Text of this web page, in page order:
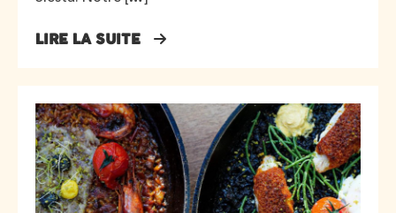
LIRE LA SUITE